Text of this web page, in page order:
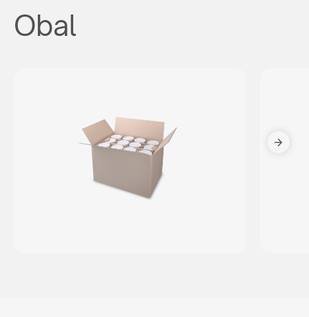
Obal